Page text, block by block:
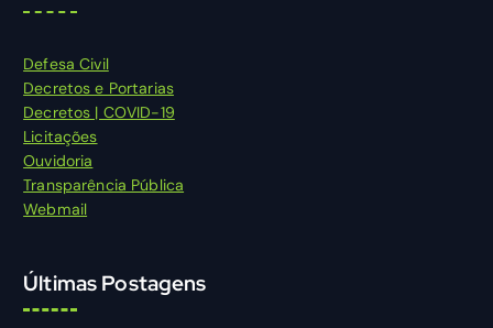
Defesa Civil
Decretos e Portarias
Decretos | COVID-19
Licitações
Ouvidoria
Transparência Pública
Webmail
Últimas Postagens